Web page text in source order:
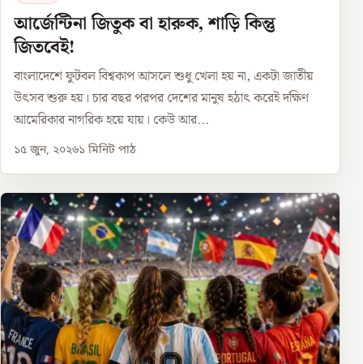
আর্জেন্টিনা জিতুক বা হারুক, শাড়ি কিন্তু
জিতবেই!
বাংলাদেশে ফুটবল বিশ্বকাপ আসলে শুধু খেলা হয় না, একটা জাতীয়
উৎসব শুরু হয়। চার বছর পরপর দেশের মানুষ হঠাৎ করেই দক্ষিণ
আমেরিকার নাগরিক হয়ে যায়। কেউ আর...
১৫ জুন, ২০২৬১ মিনিট পাঠ